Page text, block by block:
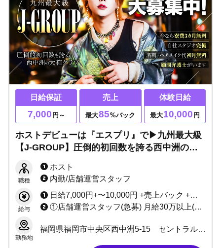
日給保証
7,000 円～
売上
最大85%バック
体験日給
最大10,000 円
ホストデビューは『エスプリ』で▶九州最大級
【J-GROUP】圧倒的初回数を誇る西中洲の大
職種
ホスト
内勤/店舗運営スタッフ
給与
日給7,000円+〜10,000円 +売上バック +賞金(小計55%〜85%バック) 実働5時間（時給換算1400円）永久保証！！ (SET料金、指名料すべて売上に含まれます) ※小計50万〜完全歩合55%からスライド制 ※小計200万〜完全歩合66%からスライド制
①店舗運営スタッフ(急募) 月給30万以上(研修期間27万円) +能力給 社会保険完備 入社祝金有 アルバイト(ウェイター) 日給7,000円 1日5h勤務（20時～25時） ※時間帯については応相談 ②デザイナー ③クリエーター 月給25万円以上 +能力給 +社会保険完備 入社祝金3万円 ④ヘアメイク(急募) 月給28万円以上 +歩合 +社会保険完備 ※グループから出店するヘアメイク、サロンのオーナー店長も大募集！ ⑤カメラマン 日給1万円以上 自由出勤
勤務地
福岡県福岡市中央区西中洲5-15 セントラルパークタワー5階